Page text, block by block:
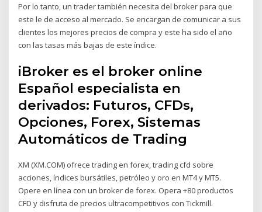
Por lo tanto, un trader también necesita del broker para que
este le de acceso al mercado. Se encargan de comunicar a sus
clientes los mejores precios de compra y este ha sido el año
con las tasas más bajas de este índice.
iBroker es el broker online
Español especialista en
derivados: Futuros, CFDs,
Opciones, Forex, Sistemas
Automáticos de Trading
XM (XM.COM) ofrece trading en forex, trading cfd sobre
acciones, índices bursátiles, petróleo y oro en MT4 y MT5.
Opere en línea con un broker de forex. Opera +80 productos
CFD y disfruta de precios ultracompetitivos con Tickmill.